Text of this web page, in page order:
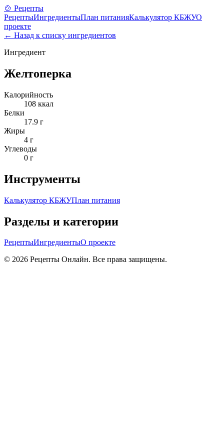
🍲 Рецепты
РецептыИнгредиентыПлан питанияКалькулятор КБЖУО
проекте
← Назад к списку ингредиентов
Ингредиент
Желтоперка
Калорийность
108 ккал
Белки
17.9 г
Жиры
4 г
Углеводы
0 г
Инструменты
Калькулятор КБЖУПлан питания
Разделы и категории
РецептыИнгредиентыО проекте
© 2026 Рецепты Онлайн. Все права защищены.